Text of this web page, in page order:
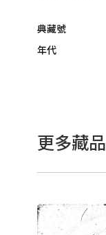
典藏號
年代
更多藏品